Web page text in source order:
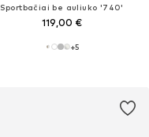
Sportbačiai be auliuko '740'
119,00 €
+5